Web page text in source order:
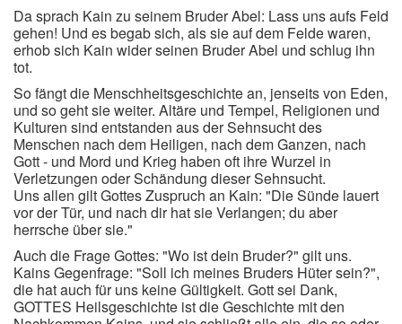
Da sprach Kain zu seinem Bruder Abel: Lass uns aufs Feld
gehen! Und es begab sich, als sie auf dem Felde waren,
erhob sich Kain wider seinen Bruder Abel und schlug ihn
tot.
So fängt die Menschheitsgeschichte an, jenseits von Eden,
und so geht sie weiter. Altäre und Tempel, Religionen und
Kulturen sind entstanden aus der Sehnsucht des
Menschen nach dem Heiligen, nach dem Ganzen, nach
Gott - und Mord und Krieg haben oft ihre Wurzel in
Verletzungen oder Schändung dieser Sehnsucht.
Uns allen gilt Gottes Zuspruch an Kain: "Die Sünde lauert
vor der Tür, und nach dir hat sie Verlangen; du aber
herrsche über sie."
Auch die Frage Gottes: "Wo ist dein Bruder?" gilt uns.
Kains Gegenfrage: "Soll ich meines Bruders Hüter sein?",
die hat auch für uns keine Gültigkeit. Gott sei Dank,
GOTTES Heilsgeschichte ist die Geschichte mit den